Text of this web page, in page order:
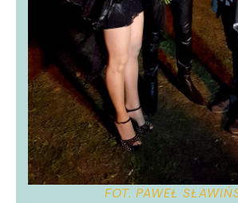
FOT. PAWEŁ